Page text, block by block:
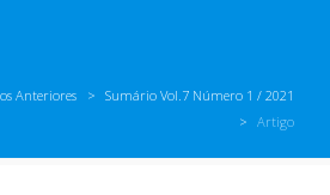
Anteriores
Sumário Vol.7 Número 1 / 2021
Artigo